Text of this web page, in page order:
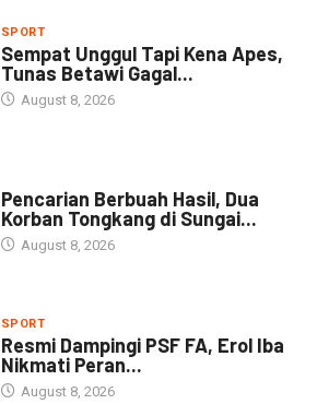
SPORT
Sempat Unggul Tapi Kena Apes,
Tunas Betawi Gagal...
August 8, 2026
Pencarian Berbuah Hasil, Dua
Korban Tongkang di Sungai...
August 8, 2026
SPORT
Resmi Dampingi PSF FA, Erol Iba
Nikmati Peran...
August 8, 2026